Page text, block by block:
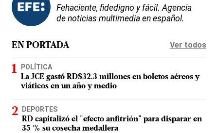
Fehaciente, fidedigno y fácil. Agencia
de noticias multimedia en español.
EN PORTADA Ver todos
POLÍTICA
La JCE gastó RD$32.3 millones en boletos aéreos y
viáticos en un año y medio
DEPORTES
RD capitalizó el "efecto anfitrión" para disparar en
35 % su cosecha medallera